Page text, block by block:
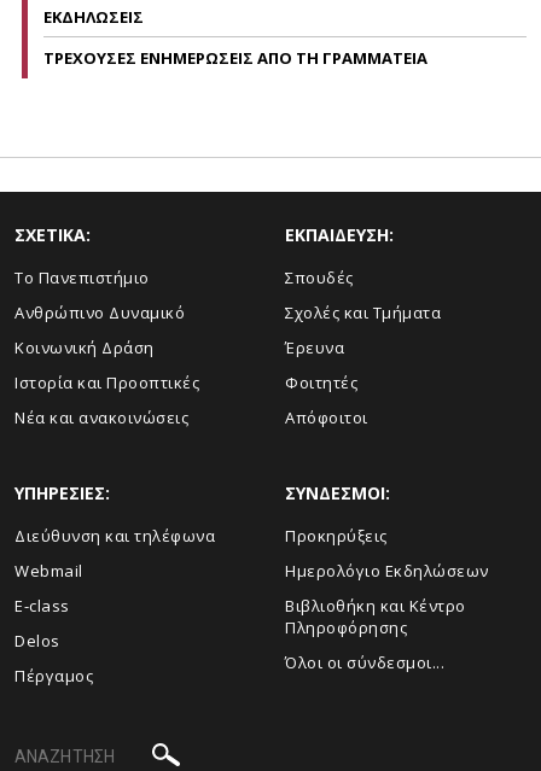
ΕΚΔΗΛΩΣΕΙΣ
ΤΡΕΧΟΥΣΕΣ ΕΝΗΜΕΡΩΣΕΙΣ ΑΠΟ ΤΗ ΓΡΑΜΜΑΤΕΙΑ
ΣΧΕΤΙΚΑ:
Το Πανεπιστήμιο
Ανθρώπινο Δυναμικό
Κοινωνική Δράση
Ιστορία και Προοπτικές
Νέα και ανακοινώσεις
ΕΚΠΑΙΔΕΥΣΗ:
Σπουδές
Σχολές και Τμήματα
Έρευνα
Φοιτητές
Απόφοιτοι
ΥΠΗΡΕΣΙΕΣ:
Διεύθυνση και τηλέφωνα
Webmail
E-class
Delos
Πέργαμος
ΣΥΝΔΕΣΜΟΙ:
Προκηρύξεις
Ημερολόγιο Εκδηλώσεων
Βιβλιοθήκη και Κέντρο
Πληροφόρησης
Όλοι οι σύνδεσμοι...